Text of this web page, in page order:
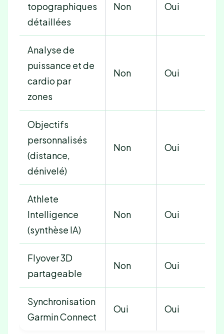
topographiques
détaillées
Non Oui
Analyse de
puissance et de
cardio par
zones
Non Oui
Objectifs
personnalisés
(distance,
dénivelé)
Non Oui
Athlete
Intelligence
(synthèse IA)
Non Oui
Flyover 3D
partageable
Non Oui
Synchronisation
Garmin Connect
Oui Oui